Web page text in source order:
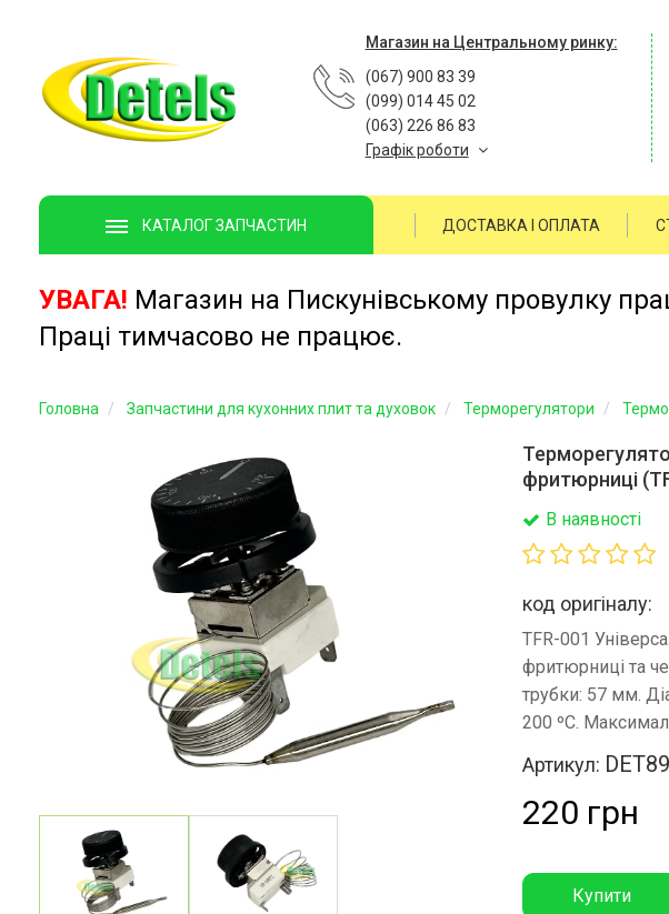
Магазин на Центральному ринку:
(067) 900 83 39
(099) 014 45 02
(063) 226 86 83
Графік роботи
КАТАЛОГ ЗАПЧАСТИН ДОСТАВКА І ОПЛАТА
УВАГА! Магазин на Пискунівському провулку
Праці тимчасово не працює.
Головна Запчастини для кухонних плит та духовок Терморегулятори
фритюрниці
В наявності
код оригіналу:
TFR-001
фритюрниці та
трубки: 57 мм.
200 ºC.
Артикул:
220 грн
Купити